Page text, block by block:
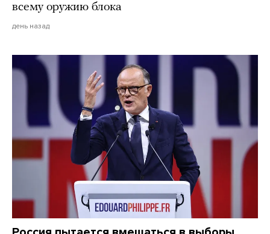
всему оружию блока
день назад